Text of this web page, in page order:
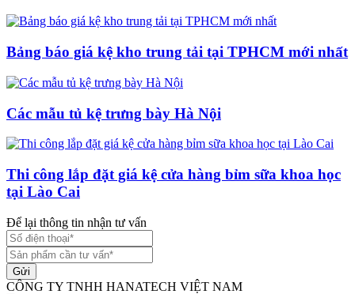
Bảng báo giá kệ kho trung tải tại TPHCM mới nhất
Các mẫu tủ kệ trưng bày Hà Nội
Thi công lắp đặt giá kệ cửa hàng bỉm sữa khoa học
tại Lào Cai
Để lại thông tin nhận tư vấn
Gửi
CÔNG TY TNHH HANATECH VIỆT NAM